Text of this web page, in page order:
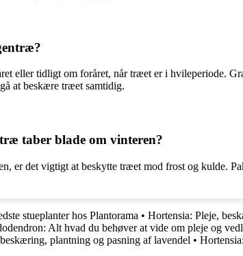
eller tidligt om foråret, når træet er i hvileperiode.
at beskære træet samtidig.
taber blade om vinteren?
er det vigtigt at beskytte træet mod frost og kulde.
stueplanter hos Plantorama • Hortensia: Pleje,
Alt hvad du behøver at vide om pleje og
plantning og pasning af lavendel •